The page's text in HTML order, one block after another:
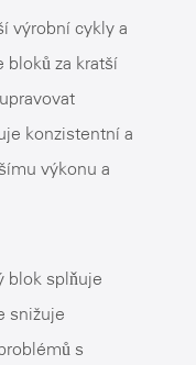
výrobní cykly a
bloků za kratší
konzistentní a
výkonu a
blok splňuje
snižuje
s